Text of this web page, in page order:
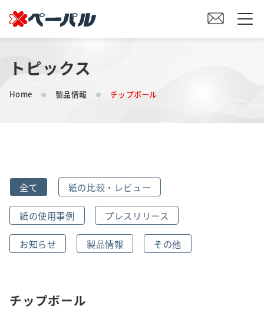
HOME
初めての方へ
会社案内
事業内容
トピックス
Home 製品情報 チップボール
全て 紙の比較・レビュー
紙の使用事例 プレスリリース
お知らせ 製品情報 その他
チップボール